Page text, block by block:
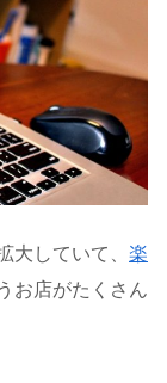
大していて、 楽
お店がたくさん